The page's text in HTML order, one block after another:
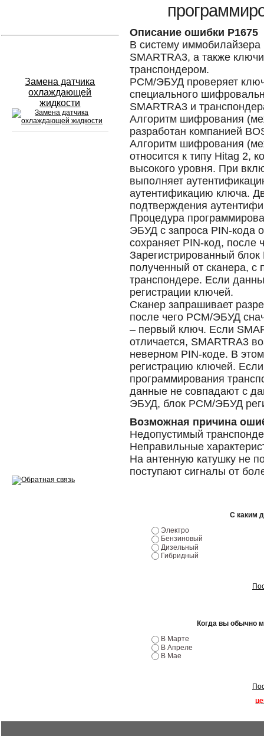
Замена датчика
охлаждающей
жидкости
Описание ошибки P1675
В систему
SMARTRA3, а также
транспондером.
PCM/ЭБУД проверяет
специального
SMARTRA3 и
Алгоритм шифрования
разработан компанией
Алгоритм шифрования
относится к типу Hitag 2,
высокого уровня. При
выполняет
аутентификацию ключа.
подтверждения
Процедура
ЭБУД с запроса PIN-кода
сохраняет PIN-код, после
Зарегистрированный
полученный от сканера,
транспондере. Если
регистрации ключей.
Сканер запрашивает
после чего PCM/ЭБУД
– первый ключ. Если
отличается, SMARTRA3
неверном PIN-коде. В
регистрацию ключей.
программирования
данные не совпадают с
ЭБУД, блок PCM/ЭБУД
Возможная причина
Недопустимый
Неправильные
На антенную катушку не
поступают сигналы от
С каким
Электро
Бензиновый
Дизельный
Гибридный
Когда вы обычно
В Марте
В Апреле
В Мае